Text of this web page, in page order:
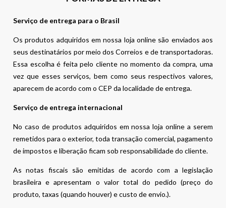
Serviço de entrega para o Brasil
Os produtos adquiridos em nossa loja online são enviados aos
seus destinatários por meio dos Correios e de transportadoras.
Essa escolha é feita pelo cliente no momento da compra, uma
vez que esses serviços, bem como seus respectivos valores,
aparecem de acordo com o CEP da localidade de entrega.
Serviço de entrega internacional
No caso de produtos adquiridos em nossa loja online a serem
remetidos para o exterior, toda transação comercial, pagamento
de impostos e liberação ficam sob responsabilidade do cliente.
As notas fiscais são emitidas de acordo com a legislação
brasileira e apresentam o valor total do pedido (preço do
produto, taxas (quando houver) e custo de envio.).